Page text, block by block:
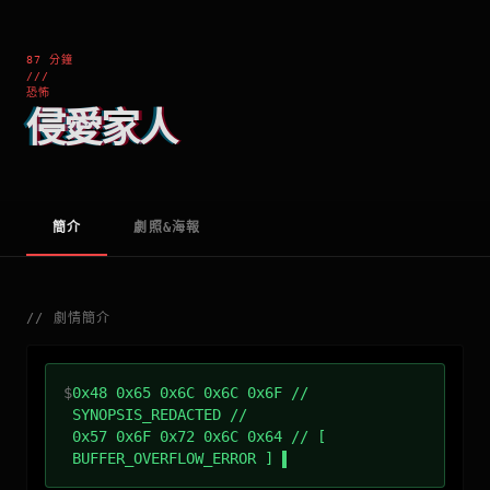
87 分鐘
///
恐怖
侵愛家人
簡介 劇照&海報
// 劇情簡介
$0x48 0x65 0x6C 0x6C 0x6F //
SYNOPSIS_REDACTED //
0x57 0x6F 0x72 0x6C 0x64 // [
BUFFER_OVERFLOW_ERROR ]